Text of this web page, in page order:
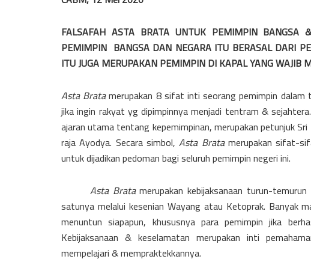
FALSAFAH ASTA BRATA UNTUK PEMIMPIN BANGSA
PEMIMPIN BANGSA DAN NEGARA ITU BERASAL DARI
ITU JUGA MERUPAKAN PEMIMPIN DI KAPAL YANG WAJIB
Asta Bratamerupakan 8 sifat inti seorang pemimpin dalam
jika ingin rakyat yg dipimpinnya menjadi tentram &
ajaran utama tentang kepemimpinan, merupakan petunjuk
raja Ayodya. Secara simbol,Asta Bratamerupakan sifat-
untuk dijadikan pedoman bagi seluruh pemimpin negeri ini.
Asta Bratamerupakan kebijaksanaan turun-
satunya melalui kesenian Wayang atau Ketoprak. Banyak
menuntun siapapun, khususnya para pemimpin jika
Kebijaksanaan & keselamatan merupakan inti
mempelajari & mempraktekkannya.